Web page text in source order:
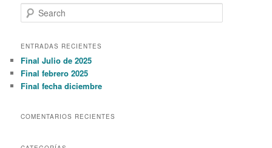
e
r
h
ENTRADAS RECIENTES
Final Julio de 2025
Final febrero 2025
Final fecha diciembre
COMENTARIOS RECIENTES